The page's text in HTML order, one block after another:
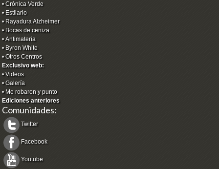
•Crónica Verde
• Estilario
• Rayadura Alzheimer
• Bocas de ceniza
•Antimateria
• Byron White
•Otros Centros
Exclusivo web:
•Videos
•Galería
• Me robaron y punto
Ediciones anteriores
Comunidades:
Twitter
Facebook
Youtube